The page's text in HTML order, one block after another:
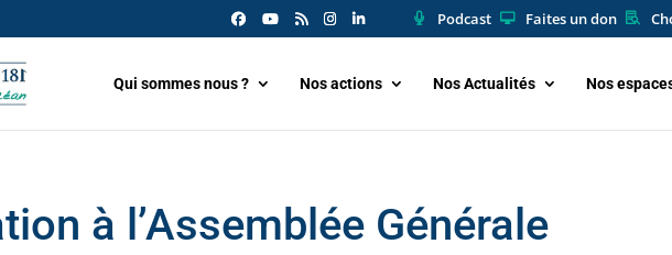
Podcast Faites un don
Qui sommes nous ? Nos actions Nos Actualités Nos
à l’Assemblée Générale